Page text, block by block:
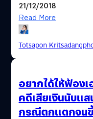
21/12/2018
Read More
Totsapon
อยากได้ให้ฟ้อง
คดีเสียเงินนับแ
กรณีตกแตกจน